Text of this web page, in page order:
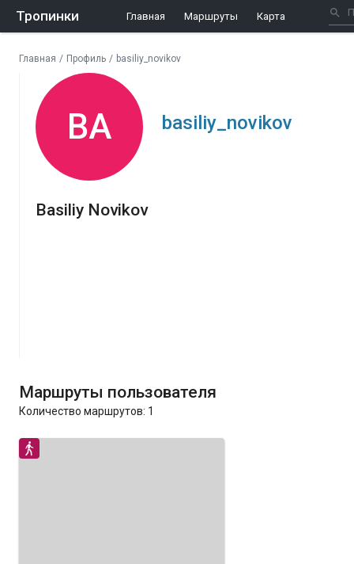
Тропинки Главная Маршруты Карта
Главная / Профиль / basiliy_novikov
BA basiliy_novikov
Basiliy Novikov
Маршруты пользователя
Количество маршрутов: 1